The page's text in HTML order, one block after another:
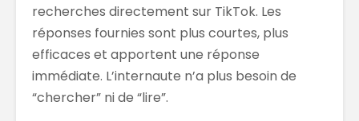
recherches directement sur TikTok. Les
réponses fournies sont plus courtes, plus
efficaces et apportent une réponse
immédiate. L’internaute n’a plus besoin de
“chercher” ni de “lire”.